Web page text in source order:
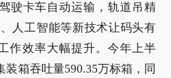
驶卡车自动运输，轨道吊精
人工智能等新技术让码头有
作效率大幅提升。今年上半
装箱吞吐量590.35万标箱，同